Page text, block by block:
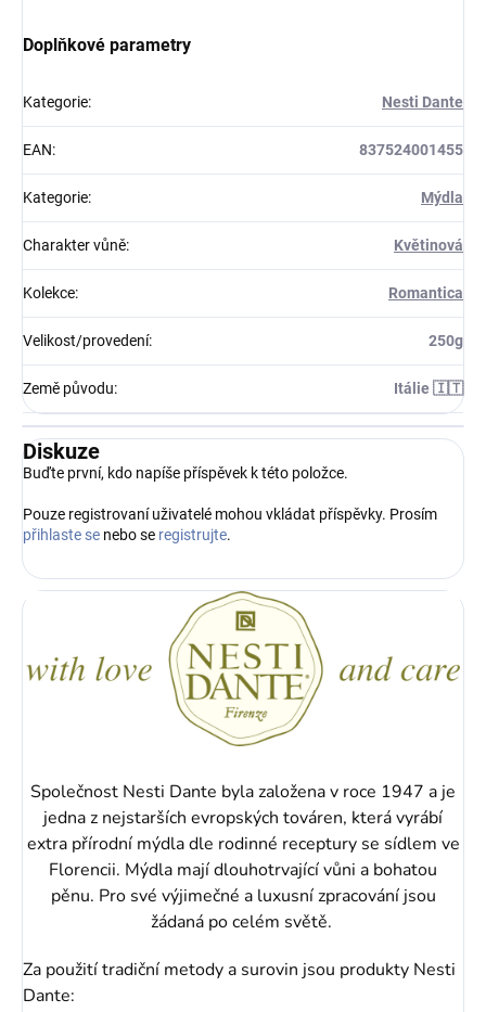
Doplňkové parametry
Kategorie: Nesti Dante
EAN: 837524001455
Kategorie: Mýdla
Charakter vůně: Květinová
Kolekce: Romantica
Velikost/provedení: 250g
Země původu: Itálie 🇮🇹
Diskuze
Buďte první, kdo napíše příspěvek k této položce.
Pouze registrovaní uživatelé mohou vkládat příspěvky. Prosím
přihlaste se nebo se registrujte.
Společnost Nesti Dante byla založena v roce 1947 a je
jedna z nejstarších evropských továren, která vyrábí
extra přírodní mýdla dle rodinné receptury se sídlem ve
Florencii. Mýdla mají dlouhotrvající vůni a bohatou
pěnu. Pro své výjimečné a luxusní zpracování jsou
žádaná po celém světě.
Za použití tradiční metody a surovin jsou produkty Nesti
Dante: